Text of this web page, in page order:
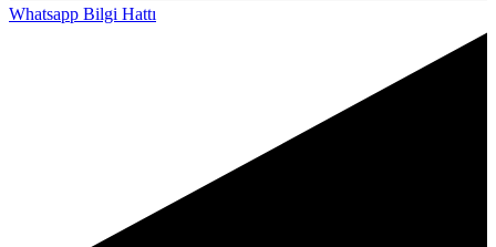
Whatsapp Bilgi Hattı